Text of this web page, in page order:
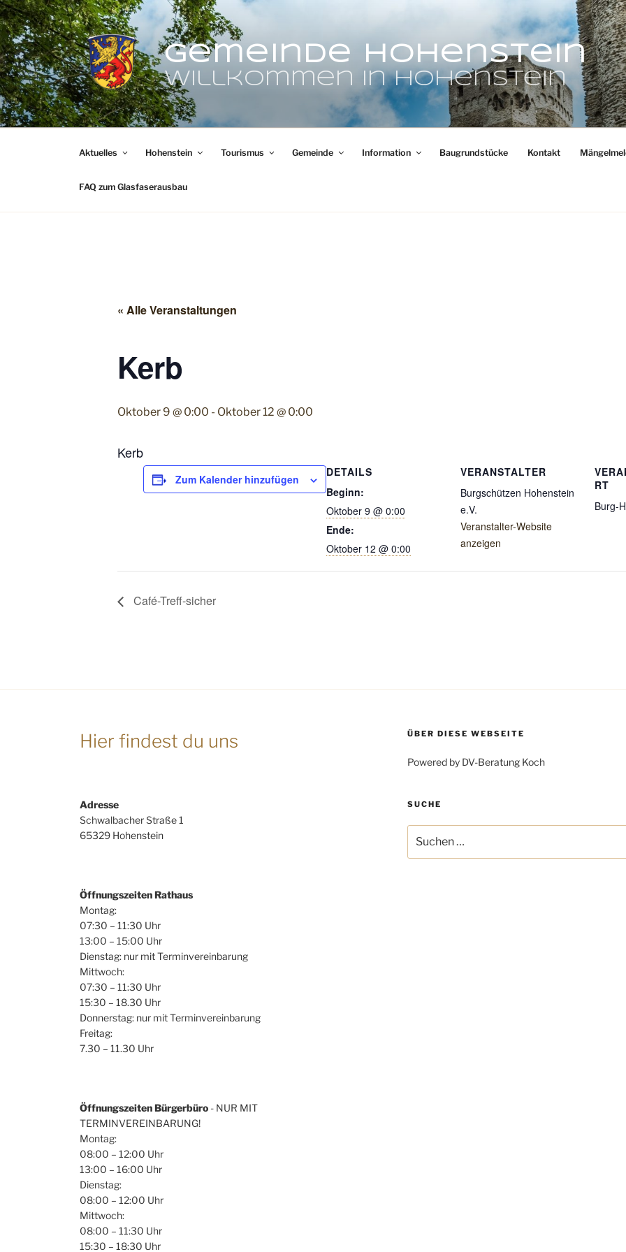
Zum
Inhalt
springen
Gemeinde Hohenstein
Willkommen in Hohenstein
Aktuelles Hohenstein Tourismus Gemeinde Information Baugrundstücke Kontakt
FAQ zum Glasfaserausbau
« Alle Veranstaltungen
Kerb
Oktober 9 @ 0:00 - Oktober 12 @ 0:00
Kerb
Zum Kalender hinzufügen
DETAILS
Beginn:
Oktober 9 @ 0:00
Ende:
Oktober 12 @ 0:00
VERANSTALTER
Burgschützen Hohenstein
e.V.
Veranstalter-Website
anzeigen
RT
Burg-
Café-Treff-sicher
Hier findest du uns
Adresse
Schwalbacher Straße 1
65329 Hohenstein
Öffnungszeiten Rathaus
Montag:
07:30 – 11:30 Uhr
13:00 – 15:00 Uhr
Dienstag: nur mit Terminvereinbarung
Mittwoch:
07:30 – 11:30 Uhr
15:30 – 18.30 Uhr
Donnerstag: nur mit Terminvereinbarung
Freitag:
7.30 – 11.30 Uhr
Öffnungszeiten Bürgerbüro - NUR MIT
TERMINVEREINBARUNG!
Montag:
08:00 – 12:00 Uhr
13:00 – 16:00 Uhr
Dienstag:
08:00 – 12:00 Uhr
Mittwoch:
08:00 – 11:30 Uhr
15:30 – 18:30 Uhr
ÜBER DIESE WEBSEITE
Powered by DV-Beratung Koch
SUCHE
nach: